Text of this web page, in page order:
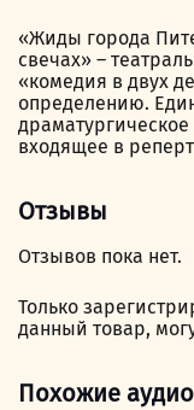
беседы
при
свечах
«Жиды города
свечах» –
«комедия в двух
определению.
входящее в
Отзывы
Отзывов пока нет.
Только
данный товар,
Похожие